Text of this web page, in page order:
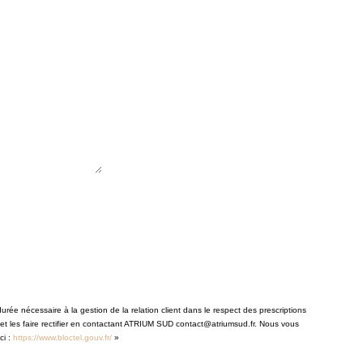
nécessaire à la gestion de la relation client dans le respect des prescriptions
faire rectifier en contactant ATRIUM SUD contact@atriumsud.fr. Nous vous
: https://www.bloctel.gouv.fr/ »